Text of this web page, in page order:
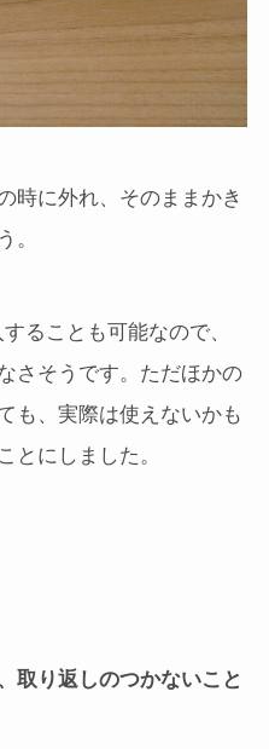
時に外れ、そのままかき
。
ることも可能なので、
さそうです。ただほかの
も、実際は使えないかも
とにしました。
取り返しのつかないこと